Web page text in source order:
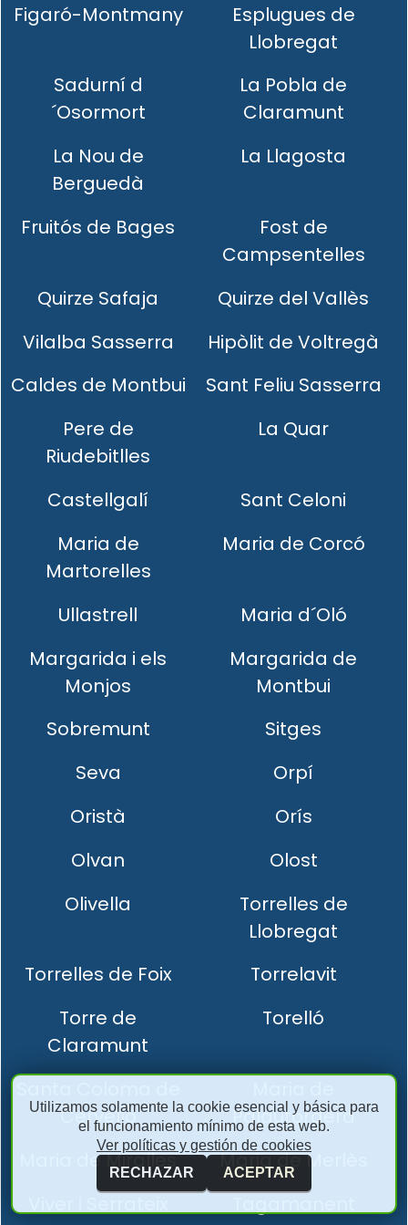
Figaró-Montmany
Esplugues de
Llobregat
Sadurní d
´Osormort
La Pobla de
Claramunt
La Nou de
Berguedà
La Llagosta
Fruitós de Bages
Fost de
Campsentelles
Quirze Safaja
Quirze del Vallès
Vilalba Sasserra
Hipòlit de Voltregà
Caldes de Montbui
Sant Feliu Sasserra
Pere de
Riudebitlles
La Quar
Castellgalí
Sant Celoni
Maria de
Martorelles
Maria de Corcó
Ullastrell
Maria d´Oló
Margarida i els
Monjos
Margarida de
Montbui
Sobremunt
Sitges
Seva
Orpí
Oristà
Orís
Olvan
Olost
Olivella
Torrelles de
Llobregat
Torrelles de Foix
Torrelavit
Torre de
Claramunt
Torelló
Cervelló
Palautordera
Maria de Miralles
Maria de Merlès
Utilizamos solamente la cookie esencial y básica para
el funcionamiento mínimo de esta web.
Ver políticas y gestión de cookies
RECHAZAR
ACEPTAR